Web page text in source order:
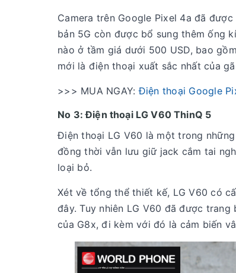
Camera trên Google Pixel 4a đã
bản 5G còn được bổ sung thêm ống
nào ở tầm giá dưới 500 USD, bao
mới là điện thoại xuất sắc nhất của
>>> MUA NGAY:Điện thoại Google
No 3: Điện thoại LG V60 ThinQ 5
Điện thoại LG V60 là một trong
đồng thời vẫn lưu giữ jack cắm tai
loại bỏ.
Xét về tổng thể thiết kế, LG V60 có
đây. Tuy nhiên LG V60 đã được
của G8x, đi kèm với đó là cảm biến